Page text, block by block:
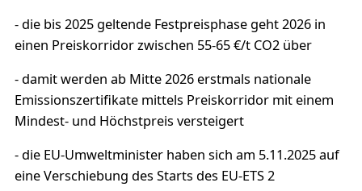
- die bis 2025 geltende Festpreisphase geht 2026 in
einen Preiskorridor zwischen 55-65 €/t CO2 über
- damit werden ab Mitte 2026 erstmals nationale
Emissionszertifikate mittels Preiskorridor mit einem
Mindest- und Höchstpreis versteigert
- die EU-Umweltminister haben sich am 5.11.2025 auf
eine Verschiebung des Starts des EU-ETS 2